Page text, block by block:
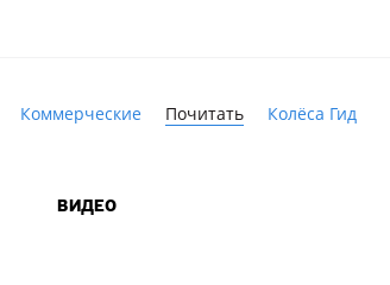
Коммерческие Почитать Колёса Гид
ВИДЕО